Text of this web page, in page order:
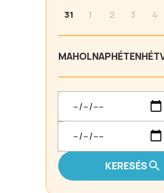
31
1 2 3 4
MAHOLNAPHÉTEN
KERESÉS